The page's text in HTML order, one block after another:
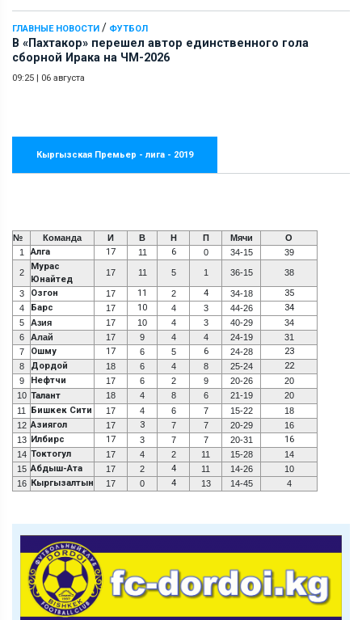
ГЛАВНЫЕ НОВОСТИ / ФУТБОЛ
В «Пахтакор» перешел автор единственного гола
сборной Ирака на ЧМ-2026
09:25 | 06 августа
Кыргызская Премьер - лига - 2019
№ Команда И В Н П Мячи
О
1
Алга 17 11 6 0 34-15 39
2
Мурас
Юнайтед
17 11 5 1 36-15 38
3 Озгон 17 11 2 4 34-18 35
4 Барс 17 10 4 3 44-26 34
5 Азия 17 10 4 3 40-29
34
6
Алай 17 9 4 4 24-19
31
7
Ошму 17 6 5 6 24-28 23
8 Дордой 18 6 4 8 25-24 22
9 Нефтчи 17 6 2 9 20-26
20
10 Талант 18 4 8 6 21-19
20
11
Бишкек Сити 17 4 6 7 15-22
18
12 Азиягол 17 3 7 7 20-29
16
13 Илбирс 17 3 7 7 20-31 16
14 Токтогул 17 4 2 11 15-28
14
15 Абдыш-Ата 17 2 4 11 14-26
10
16 Кыргызалтын 17 0 4 13 14-45 4